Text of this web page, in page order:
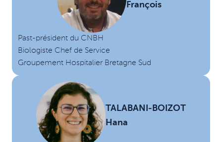
François
Past-président du CNBH
Biologiste Chef de Service
Groupement Hospitalier Bretagne Sud
TALABANI-BOIZOT
Hana